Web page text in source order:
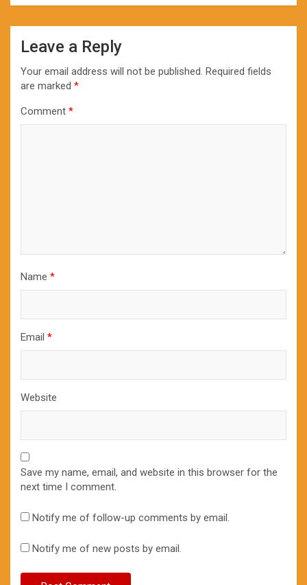
Leave a Reply
Your email address will not be published. Required fields
are marked *
Comment *
Name *
Email *
Website
Save my name, email, and website in this browser for the
next time I comment.
Notify me of follow-up comments by email.
Notify me of new posts by email.